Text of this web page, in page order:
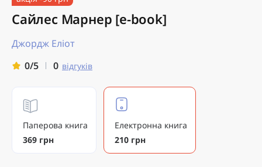
Сайлес Марнер [e-book]
Джордж Еліот
0/5
0 відгуків
Паперова книга
369 грн
Електронна книга
210 грн